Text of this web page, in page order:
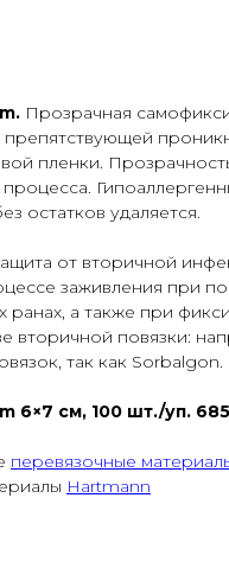
Прозрачная
пленки.
остатков удаляется.
от вторичной
заживления при
ранах, а также при
вторичной повязки:
так как Sorbalgon.
6×7 см, 100 шт./уп.
перевязочные
Hartmann